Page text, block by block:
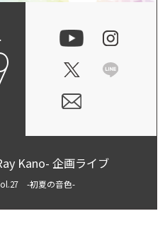
Kano- 企画ライブ
-初夏の音色-